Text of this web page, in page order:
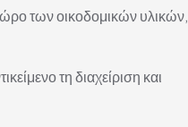
των οικοδομικών υλικών,
τη διαχείριση και